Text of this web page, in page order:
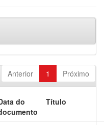
Anterior 1 Próximo
do
Título